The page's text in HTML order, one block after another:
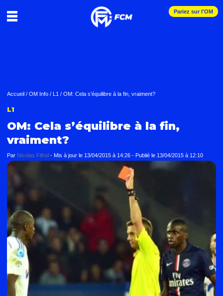
Pariez sur l'OM
Accueil / OM Info / L1 / OM: Cela s’équilibre à la fin, vraiment?
L1
OM: Cela s’équilibre à la fin,
vraiment?
Par Nicolas Filhol - Mis à jour le 13/04/2015 à 14:26 - Publié le 13/04/2015 à 12:10